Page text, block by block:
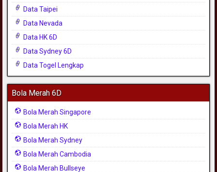
Data Taipei
Data Nevada
Data HK 6D
Data Sydney 6D
Data Togel Lengkap
Bola Merah 6D
Bola Merah Singapore
Bola Merah HK
Bola Merah Sydney
Bola Merah Cambodia
Bola Merah Bullseye